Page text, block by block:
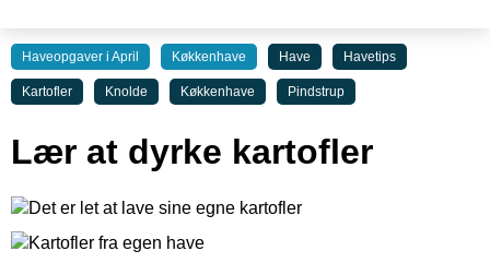
Haveopgaver i April Køkkenhave Have Havetips
Kartofler Knolde Køkkenhave Pindstrup
Lær at dyrke kartofler